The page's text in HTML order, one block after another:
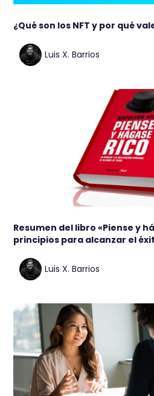
¿Qué son los NFT y por qué
Luis X. Barrios
Resumen del libro «Piense y
principios para alcanzar el
Luis X. Barrios